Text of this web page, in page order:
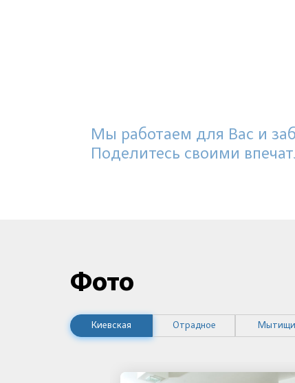
Мы работаем для Вас и
Поделитесь своими
Фото
Киевская Отрадное Мытищи